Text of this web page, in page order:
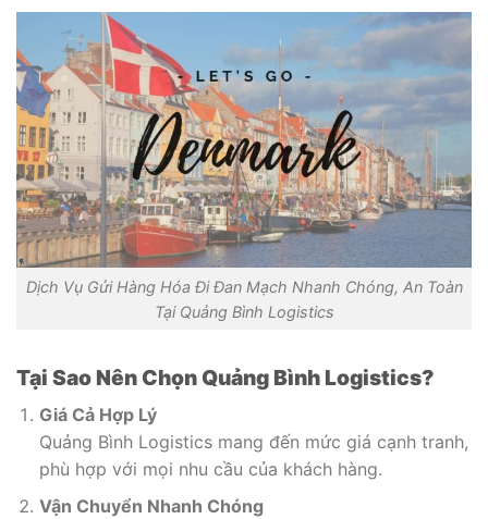
Dịch Vụ Gửi Hàng Hóa Đi Đan Mạch Nhanh Chóng, An Toàn
Tại Quảng Bình Logistics
Tại Sao Nên Chọn Quảng Bình Logistics?
Giá Cả Hợp Lý
Quảng Bình Logistics mang đến mức giá cạnh tranh,
phù hợp với mọi nhu cầu của khách hàng.
Vận Chuyển Nhanh Chóng